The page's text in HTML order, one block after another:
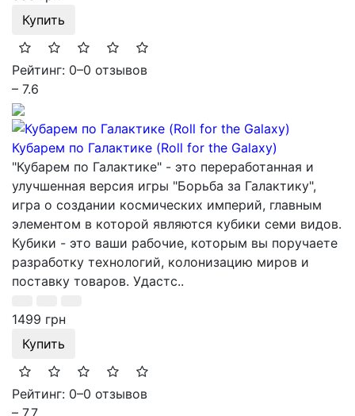
Купить
Рейтинг: 0–0 отзывов
– 7.6
Кубарем по Галактике (Roll for the Galaxy)
"Кубарем по Галактике" - это переработанная и
улучшенная версия игры "Борьба за Галактику",
игра о создании космических империй, главным
элементом в которой являются кубики семи видов.
Кубики - это ваши рабочие, которым вы поручаете
разработку технологий, колонизацию миров и
поставку товаров. Удастс..
1499 грн
Купить
Рейтинг: 0–0 отзывов
– 7.7